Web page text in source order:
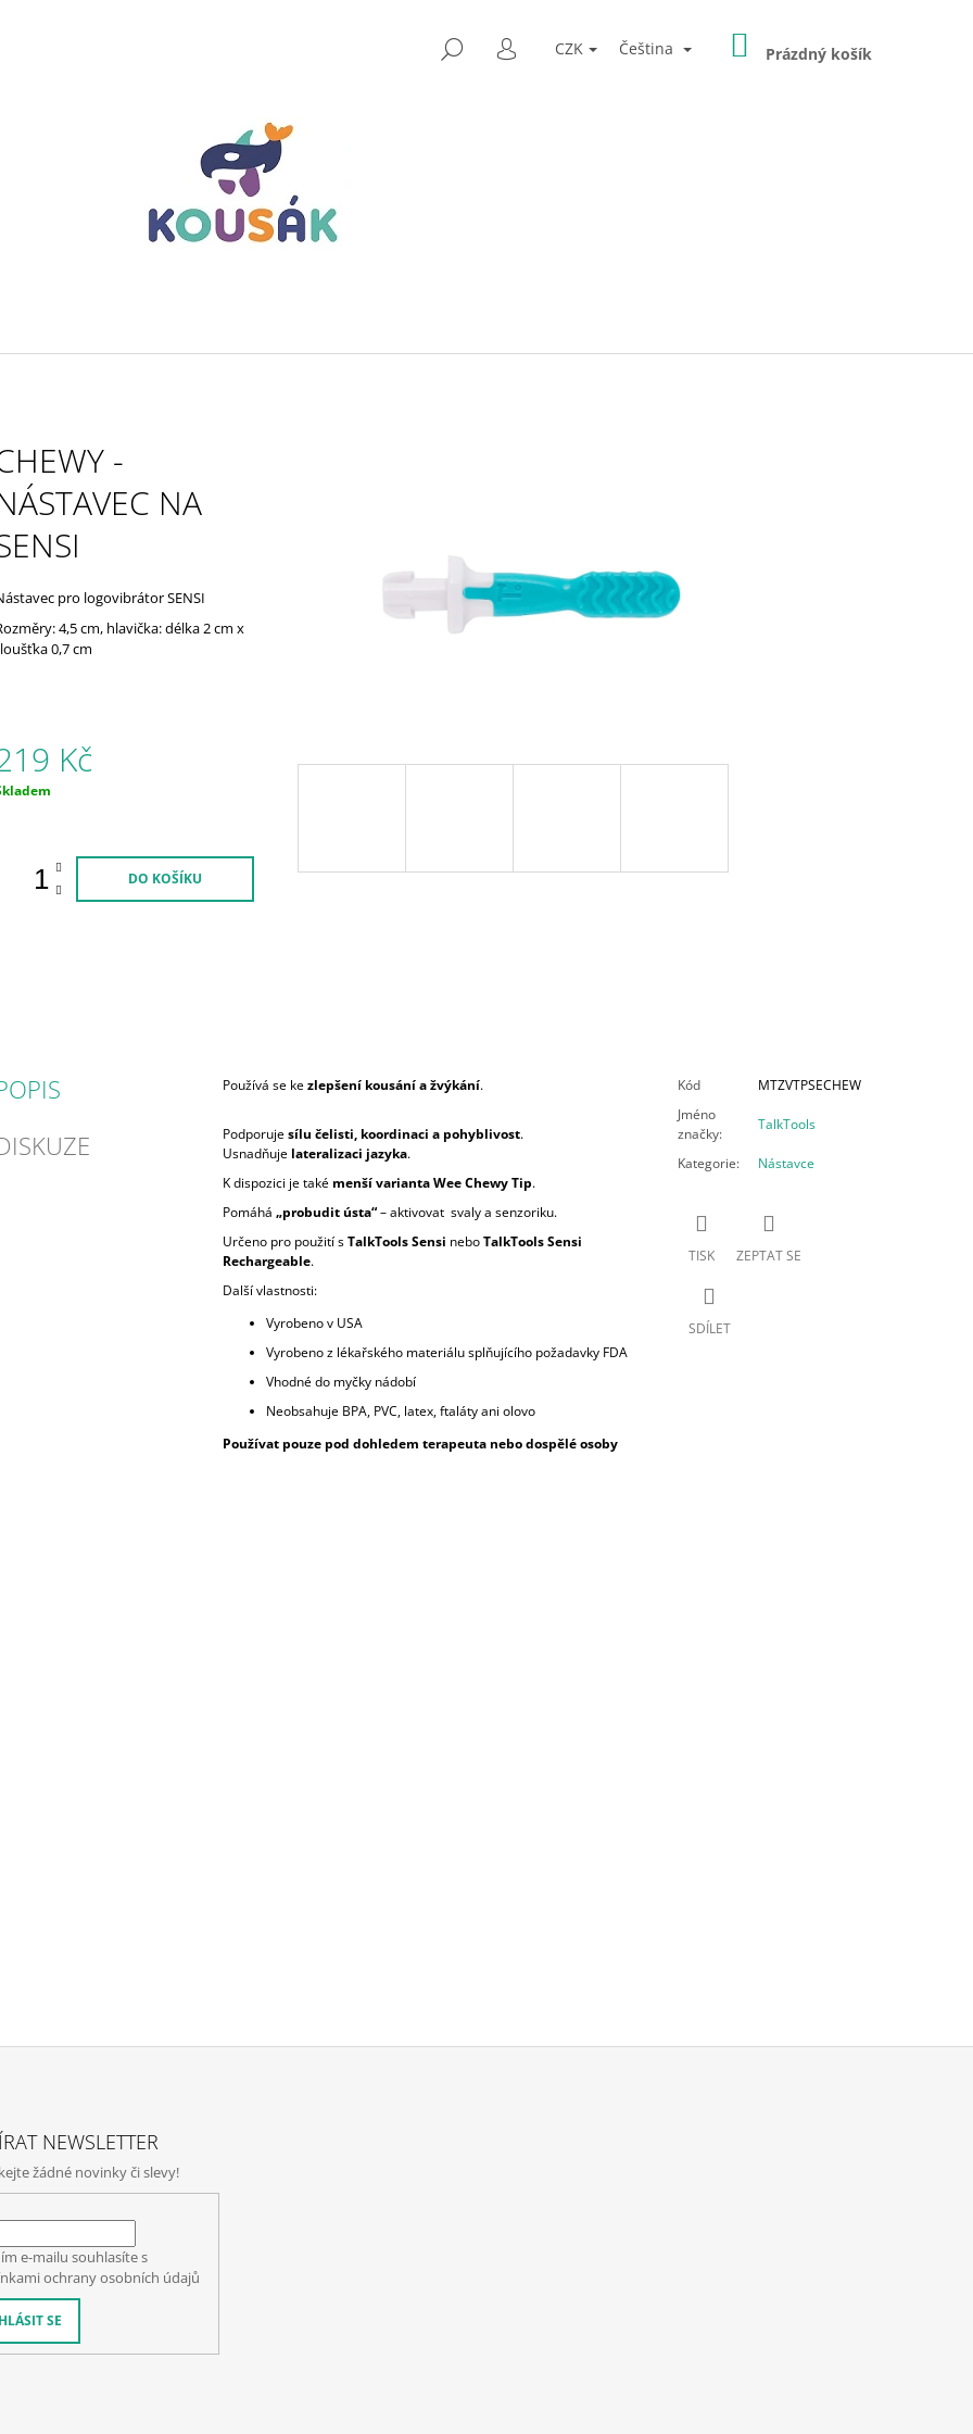
HLEDAT
PŘIHLÁŠENÍ
CZK Čeština NÁKUPNÍ
KOŠÍK
Prázdný košík
-
NA
pro logovibrátor SENSI
4,5 cm, hlavička: délka 2 cm x
0,7 cm
Kč
DO KOŠÍKU
Používá se kezlepšení kousání a žvýkání.
Podporujesílu čelisti, koordinaci a pohyblivost.
Usnadňuje lateralizaci jazyka.
K dispozici je také menší varianta Wee Chewy Tip.
Pomáhá „probudit ústa“– aktivovat svaly a senzoriku.
Určeno pro použití sTalkTools Sensi neboTalkTools Sensi
Rechargeable.
Další vlastnosti:
Vyrobeno v USA
Vyrobeno z lékařského materiálu splňujícího požadavky FDA
Vhodné do myčky nádobí
Neobsahuje BPA, PVC, latex, ftaláty ani olovo
Používat pouze pod dohledem terapeuta nebo dospělé osoby
Kód
MTZVTPSECHEW
Jméno
značky:
TalkTools
Kategorie: Nástavce
TISK ZEPTAT SE
SDÍLET
CO POTŘEBUJETE NAJÍT?
HLEDAT
ŽELVA LOGOPEDICKÁ VIBRAČNÍ
(LOGOVIBRÁTOR)
Kč
NEWSLETTER
žádné novinky či slevy!
e-mailu souhlasíte s
ochrany osobních údajů
SE